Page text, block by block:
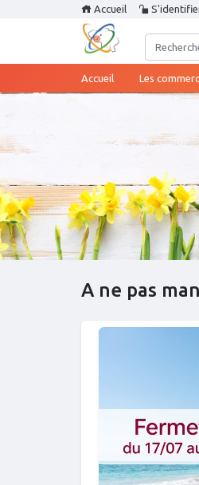
Accueil
Accueil (current)
Les
A ne pas